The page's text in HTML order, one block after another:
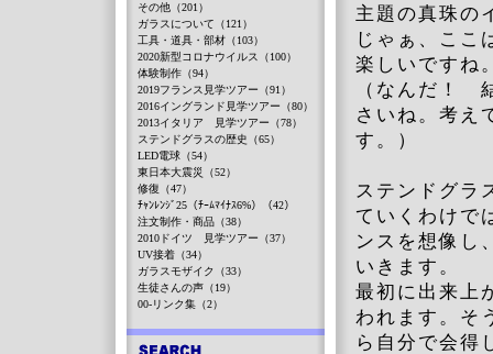
主題の真珠の
じゃぁ、こ
楽しいですね
（なんだ！
さいね。考え
す。）
ステンドグラ
ていくわけで
ンスを想像し
いきます。
最初に出来上
われます。そ
ら自分で会得
その他（201）
ガラスについて（121）
工具・道具・部材（103）
2020新型コロナウイルス（100）
体験制作（94）
2019フランス見学ツアー（91）
2016イングランド見学ツアー（80）
2013イタリア 見学ツアー（78）
ステンドグラスの歴史（65）
LED電球（54）
東日本大震災（52）
修復（47）
ﾁｬﾝﾚﾝｼﾞ25（ﾁｰﾑﾏｲﾅｽ6%）（42）
注文制作・商品（38）
2010ドイツ 見学ツアー（37）
UV接着（34）
ガラスモザイク（33）
生徒さんの声（19）
00-リンク集（2）